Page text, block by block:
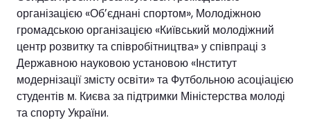
організацією «Обʼєднані спортом», Молодіжною
громадською організацією «Київський молодіжний
центр розвитку та співробітництва» у співпраці з
Державною науковою установою «Інститут
модернізації змісту освіти» та Футбольною асоціацією
студентів м. Києва за підтримки Міністерства молоді
та спорту України.